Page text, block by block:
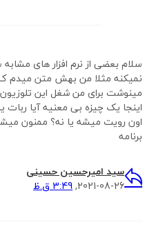
سلام بعضی از نرم افزار های
نمیکنه مثلا من بهش متن میدم ک
مینوشت برای من شغل این
اینجا یک چیزه بی معنیه آیا ربات
اون رویت میشه یا نه؟ ممنون
برنامه
سید امیرحسین حسینی
2021-08-26, 3:49 ق.ظ